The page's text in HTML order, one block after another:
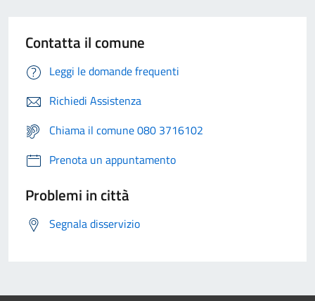
Contatta il comune
Leggi le domande frequenti
Richiedi Assistenza
Chiama il comune 080 3716102
Prenota un appuntamento
Problemi in città
Segnala disservizio